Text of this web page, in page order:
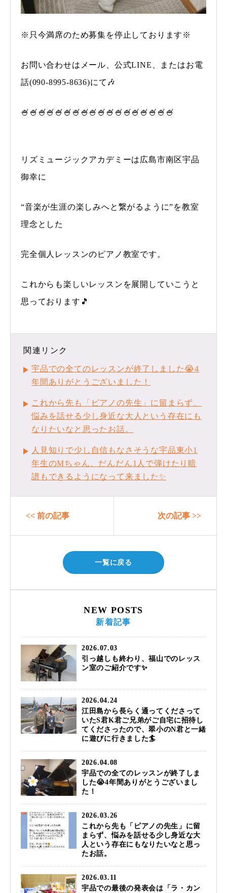
※只今満席のため募集を停止しております※
お問い合わせはメール、公式LINE、またはお電
話(090-8995-8636)にて🎶
🍧🍧🍧🍧🍧🍧🍧🍧🍧🍧🍧🍧🍧🍧🍧🍧🍧🍧
リズミュージックアカデミーは広島市南区宇品
御幸に
“音楽が生涯の楽しみへと繋がるように”を教室
理念とした
完全個人レッスンのピアノ教室です。
これからも楽しいレッスンを展開していこうと
思っております🎵
関連リンク
宇品での全てのレッスンが終了しました😭4
年間ありがとうございました！
これから先も「ピアノの先生」に留まらず、
悩みを話せる少し身近な大人という存在にも
なりたいなと思ったお話。
人見知りで少し自信もなさそうな宇品東小1
年生のМちゃん、だんだん1人で弾けたり暗
譜もできるようになって来ました✨
<< 前の記事 次の記事 >>
一覧に戻る
NEW POSTS
新着記事
2026.07.03
引っ越しも終わり、福山でのレッス
ン室のご紹介です✨
2026.04.24
江田島から長らく通ってくださって
いたS君K君ご兄弟がご自宅に招待し
てくださったので、翠小のN君と一緒
に遊びに行きました🏄️
2026.04.08
宇品での全てのレッスンが終了しま
した😭4年間ありがとうございまし
た！
2026.03.26
これから先も「ピアノの先生」に留
まらず、悩みを話せる少し身近な大
人という存在にもなりたいなと思っ
たお話。
2026.03.11
宇品での最後の発表会は「ラ・カン